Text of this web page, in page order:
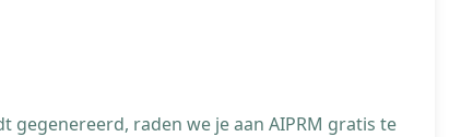
raden we je aan AIPRM gratis te